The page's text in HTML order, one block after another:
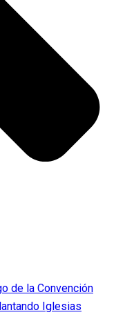
de la Convención
Iglesias